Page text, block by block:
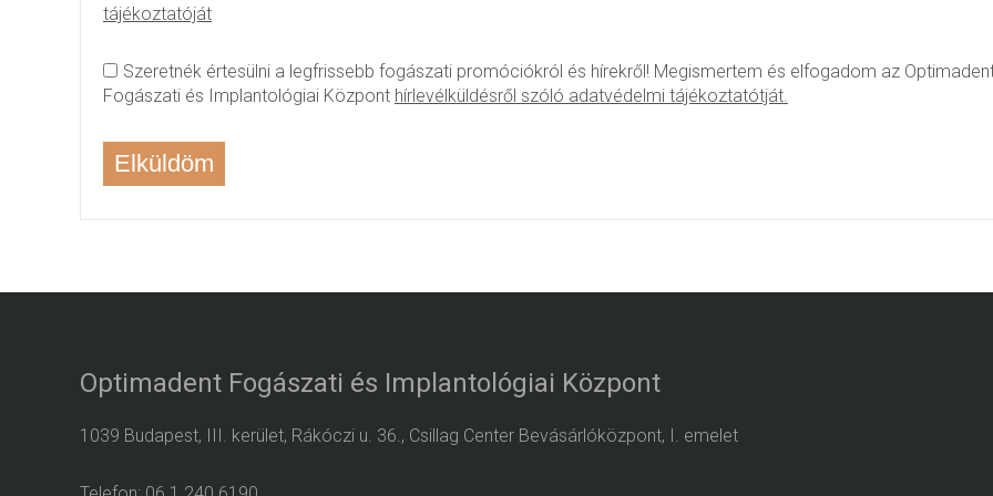
tájékoztatóját
Szeretnék értesülni a legfrissebb fogászati promóciókról és hírekről! Megismertem és elfogadom az
Fogászati és Implantológiai Központ hírlevélküldésről szóló adatvédelmi tájékoztatótját.
Optimadent Fogászati és Implantológiai Központ
1039 Budapest, III. kerület, Rákóczi u. 36., Csillag Center Bevásárlóközpont, I. emelet